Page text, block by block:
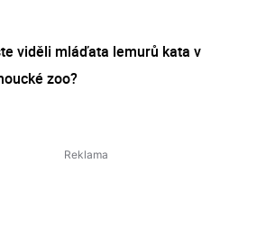
viděli mláďata lemurů kata v
zoo?